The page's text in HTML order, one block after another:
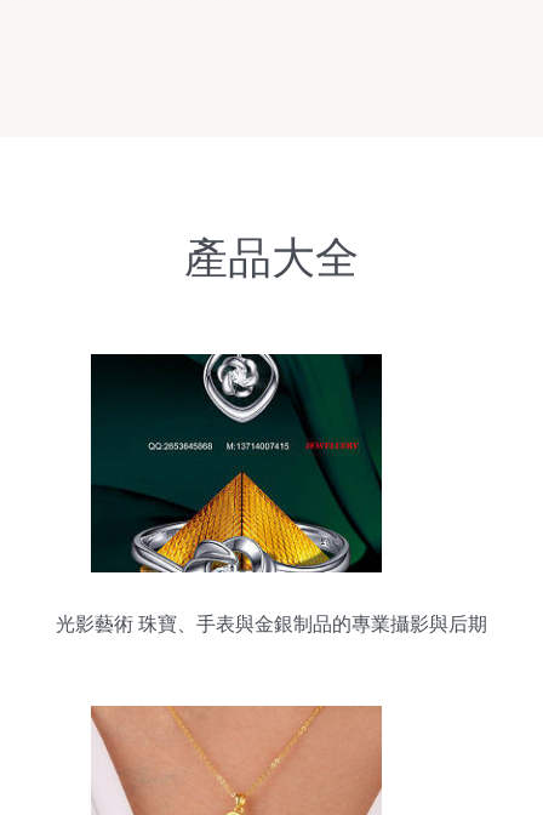
產品大全
光影藝術 珠寶、手表與金銀制品的專業攝影與后期